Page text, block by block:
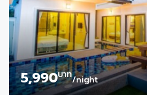
5,990บาท/night